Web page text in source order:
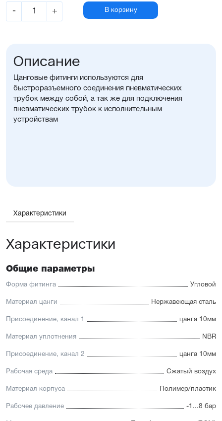
- + В корзину
Описание
Цанговые фитинги используются для
быстроразъемного соединения пневматических
трубок между собой, а так же для подключения
пневматических трубок к исполнительным
устройствам
Характеристики
Характеристики
Общие параметры
Форма фитинга Угловой
Материал цанги Нержавеющая сталь
Присоединение, канал 1 цанга 10мм
Материал уплотнения NBR
Присоединение, канал 2 цанга 10мм
Рабочая среда Сжатый воздух
Материал корпуса Полимер/пластик
Рабочее давление -1...8 бар